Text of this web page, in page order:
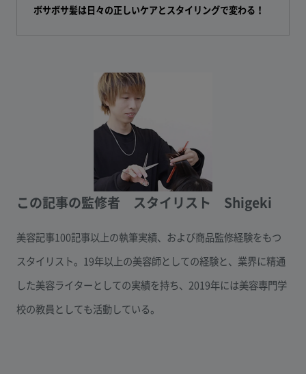
ボサボサ髪は日々の正しいケアとスタイリングで変わる！
この記事の監修者 スタイリスト Shigeki
美容記事100記事以上の執筆実績、および商品監修経験をもつ
スタイリスト。19年以上の美容師としての経験と、業界に精通
した美容ライターとしての実績を持ち、2019年には美容専門学
校の教員としても活動している。